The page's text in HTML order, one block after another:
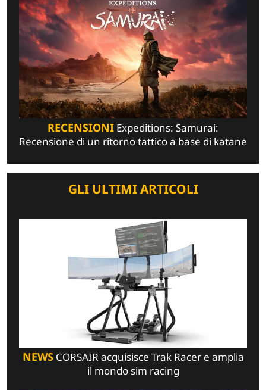
RECENSIONI Expeditions: Samurai:
Recensione di un ritorno tattico a base di katane
GLI ULTIMI ARTICOLI
NEWSCORSAIR acquisisce Trak Racer e amplia
il mondo sim racing